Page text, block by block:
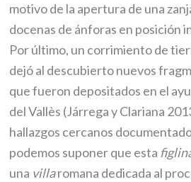
motivo de la apertura de una
docenas de ánforas en posición
Por último, un corrimiento de
dejó al descubierto nuevos
que fueron depositados en el
del Vallès (Járrega y Clariana
hallazgos cercanos
podemos suponer que esta
una villaromana dedicada al